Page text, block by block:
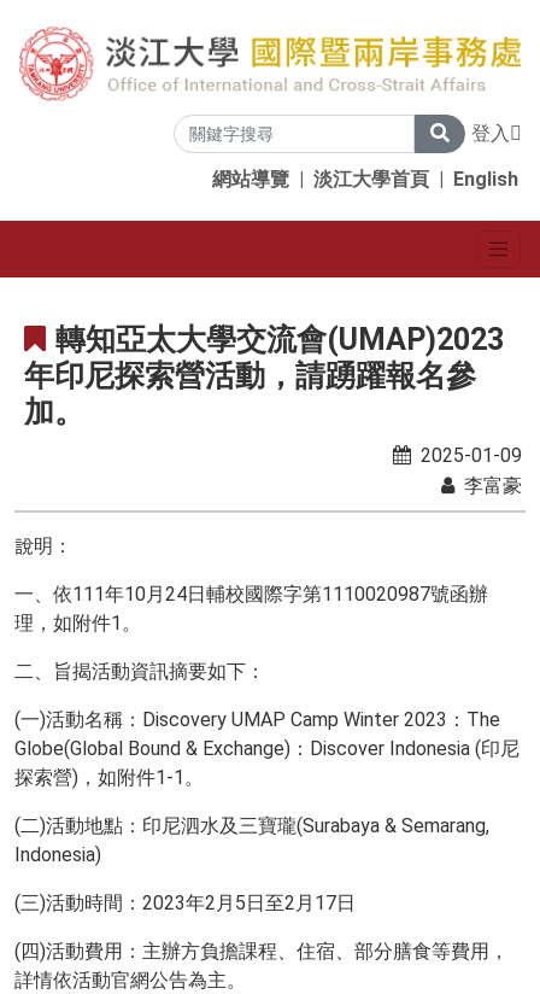
登入
網站導覽 | 淡江大學首頁 | English
轉知亞太大學交流會(UMAP)2023
年印尼探索營活動，請踴躍報名參
加。
2025-01-09
李富豪
說明：
一、依111年10月24日輔校國際字第1110020987號函辦
理，如附件1。
二、旨揭活動資訊摘要如下：
(一)活動名稱：Discovery UMAP Camp Winter 2023：The
Globe(Global Bound & Exchange)：Discover Indonesia (印尼
探索營)，如附件1-1。
(二)活動地點：印尼泗水及三寶瓏(Surabaya & Semarang,
Indonesia)
(三)活動時間：2023年2月5日至2月17日
(四)活動費用：主辦方負擔課程、住宿、部分膳食等費用，
詳情依活動官網公告為主。